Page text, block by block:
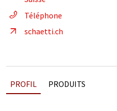
Téléphone
schaetti.ch
PROFIL PRODUITS